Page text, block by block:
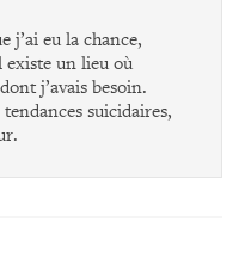
j’ai eu la chance,
existe un lieu où
j’avais besoin.
tendances suicidaires,